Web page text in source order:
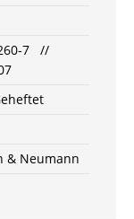
7 //
& Neumann